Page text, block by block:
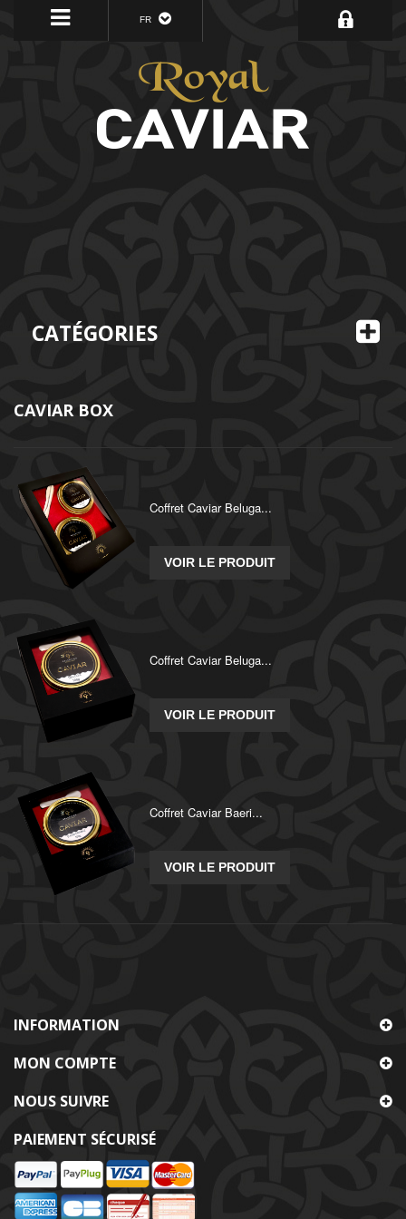
FR
CATÉGORIES
CAVIAR BOX
Coffret Caviar Beluga...
VOIR LE PRODUIT
Coffret Caviar Beluga...
VOIR LE PRODUIT
Coffret Caviar Baeri...
VOIR LE PRODUIT
INFORMATION
MON COMPTE
NOUS SUIVRE
PAIEMENT SÉCURISÉ